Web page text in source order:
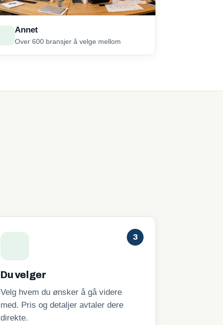
Annet
Over 600 bransjer å velge mellom
3
Du velger
Velg hvem du ønsker å gå videre
med. Pris og detaljer avtaler dere
direkte.